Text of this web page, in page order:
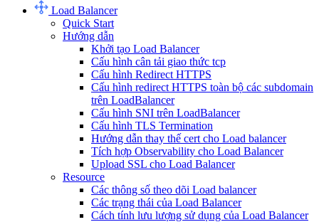
Load Balancer
Quick Start
Hướng dẫn
Khởi tạo Load Balancer
Cấu hình cân tải giao thức tcp
Cấu hình Redirect HTTPS
Cấu hình redirect HTTPS toàn bộ các subdomain
trên LoadBalancer
Cấu hình SNI trên LoadBalancer
Cấu hình TLS Termination
Hướng dẫn thay thế cert cho Load balancer
Tích hợp Observability cho Load Balancer
Upload SSL cho Load Balancer
Resource
Các thông số theo dõi Load balancer
Các trạng thái của Load Balancer
Cách tính lưu lượng sử dụng của Load Balancer